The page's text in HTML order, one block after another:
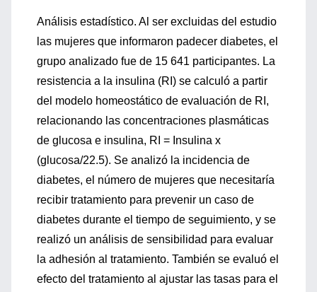
Análisis estadístico. Al ser excluidas del estudio
las mujeres que informaron padecer diabetes, el
grupo analizado fue de 15 641 participantes. La
resistencia a la insulina (RI) se calculó a partir
del modelo homeostático de evaluación de RI,
relacionando las concentraciones plasmáticas
de glucosa e insulina, RI = Insulina x
(glucosa/22.5). Se analizó la incidencia de
diabetes, el número de mujeres que necesitaría
recibir tratamiento para prevenir un caso de
diabetes durante el tiempo de seguimiento, y se
realizó un análisis de sensibilidad para evaluar
la adhesión al tratamiento. También se evaluó el
efecto del tratamiento al ajustar las tasas para el